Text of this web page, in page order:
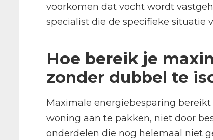
voorkomen dat vocht wordt
specialist die de specifieke situatie
Hoe bereik je
zonder dubbel te
Maximale energiebesparing
woning aan te pakken, niet door
onderdelen die nog helemaal niet